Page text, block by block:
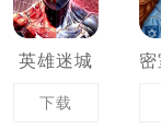
英雄迷城
下载